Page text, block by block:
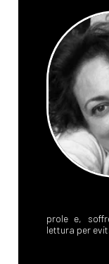
prole e,
lettura per